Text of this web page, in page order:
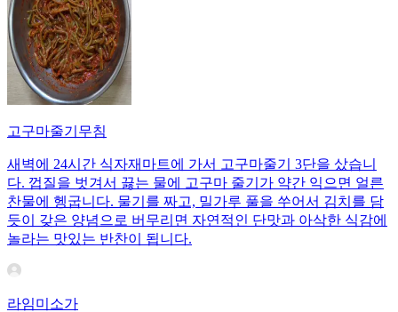
고구마줄기무침
새벽에 24시간 식자재마트에 가서 고구마줄기 3단을 샀습니
다. 껍질을 벗겨서 끓는 물에 고구마 줄기가 약간 익으면 얼른
찬물에 헹굽니다. 물기를 짜고, 밀가루 풀을 쑤어서 김치를 담
듯이 갖은 양념으로 버무리면 자연적인 단맛과 아삭한 식감에
놀라는 맛있는 반찬이 됩니다.
라임미소가